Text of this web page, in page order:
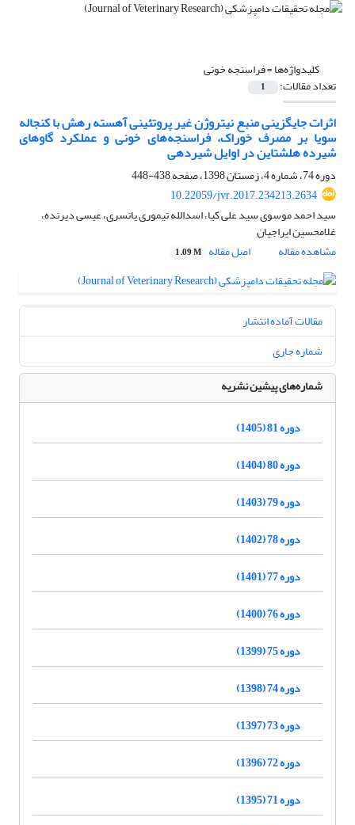
کلیدواژه‌ها =فراسنجه خونی
تعداد مقالات: 1
اثرات جایگزینی منبع نیتروژن غیر پروتئینی آهسته رهش با کنجاله
سویا بر مصرف خوراک، فراسنجه‌های خونی و عملکرد گاوهای
شیرده هلشتاین در اوایل شیردهی
دوره 74، شماره 4، زمستان 1398، صفحه
438-448
10.22059/jvr.2017.234213.2634
سید احمد موسوی سید علی کیا، اسدالله تیموری یانسری، عیسی دیرنده،
غلامحسین ایراجیان
مشاهده مقاله
اصل مقاله 1.09 M
مقالات آماده انتشار
شماره جاری
شماره‌های پیشین نشریه
دوره 81 (1405)
دوره 80 (1404)
دوره 79 (1403)
دوره 78 (1402)
دوره 77 (1401)
دوره 76 (1400)
دوره 75 (1399)
دوره 74 (1398)
دوره 73 (1397)
دوره 72 (1396)
دوره 71 (1395)